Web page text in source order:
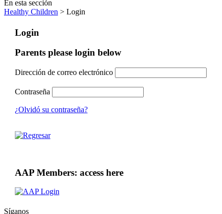
En esta sección
Healthy Children > Login
Login
Parents please login below
Dirección de correo electrónico
Contraseña
¿Olvidó su contraseña?
AAP Members: access here
Síganos